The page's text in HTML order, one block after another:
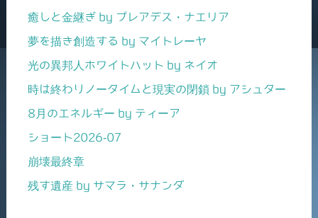
癒しと金継ぎ by プレアデス・ナエリア
夢を描き創造する by マイトレーヤ
光の異邦人ホワイトハット by ネイオ
時は終わりノータイムと現実の閉鎖 by アシュター
8月のエネルギー by ティーア
ショート2026-07
崩壊最終章
残す遺産 by サマラ・サナンダ